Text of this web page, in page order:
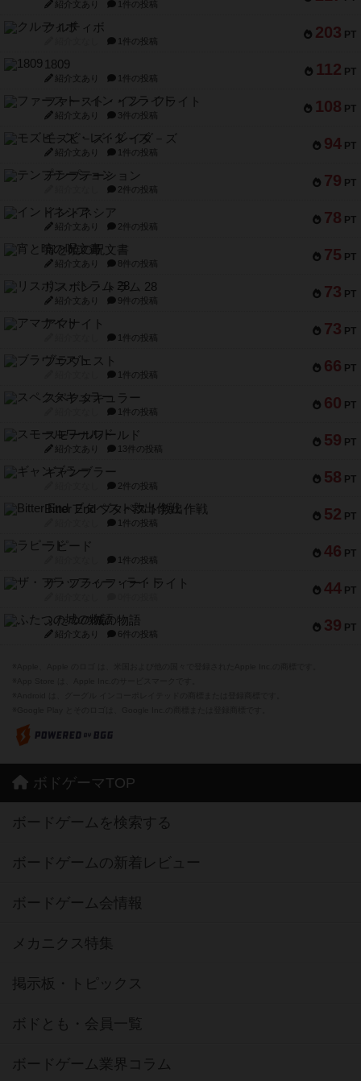
紹介文あり 1件の投稿
203 PT
クルティボ
1件の投稿
112 PT
1809
紹介文あり 1件の投稿
108 PT
ファースト・イン・フライト
紹介文あり 3件の投稿
94 PT
モズビ－ズ・レイダ－ズ
紹介文あり 1件の投稿
79 PT
テンプテーション
2件の投稿
78 PT
インドネシア
紹介文あり 2件の投稿
75 PT
宵と暁の呪文書
紹介文あり 8件の投稿
73 PT
リスボン・トラム 28
紹介文あり 9件の投稿
73 PT
アマナイト
1件の投稿
66 PT
ブラヴェスト
1件の投稿
60 PT
スペクタキュラー
1件の投稿
59 PT
スモールワールド
紹介文あり 13件の投稿
58 PT
ギャンブラー
2件の投稿
52 PT
Bitter End ブタペスト救出作戦
1件の投稿
46 PT
ラピード
1件の投稿
44 PT
ザ・フラッフィー・ライト
39 PT
ふたつの城の物語
紹介文あり 6件の投稿
ボドゲーマTOP
ボードゲームを検索する
ボードゲームの新着レビュー
ボードゲーム会情報
メカニクス特集
掲示板・トピックス
ボドとも・会員一覧
ボードゲーム業界コラム